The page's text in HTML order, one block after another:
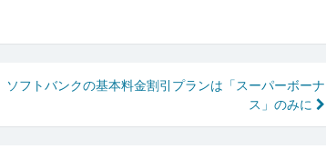
ソフトバンクの基本料金割引プランは「スーパーボーナ
ス」のみに